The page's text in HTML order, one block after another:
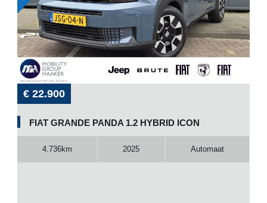
€ 22.900
FIAT GRANDE PANDA 1.2 HYBRID ICON
4.736km 2025 Automaat